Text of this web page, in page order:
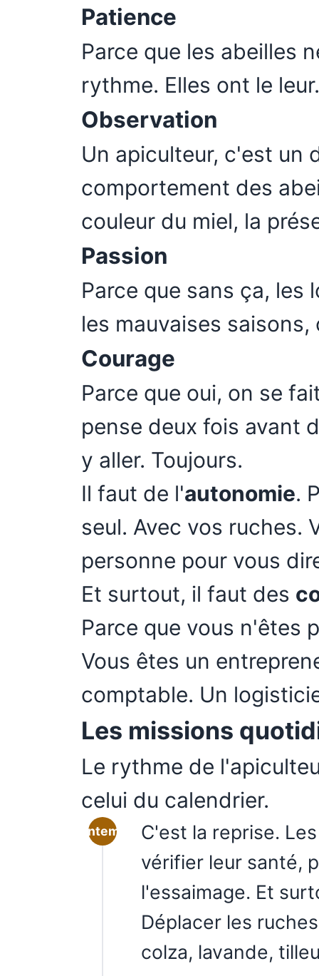
Patience
Parce que les abeilles
rythme. Elles ont le
Observation
Un apiculteur, c'est un
comportement des
couleur du miel, la
Passion
Parce que sans ça, les
les mauvaises saisons,
Courage
Parce que oui, on se
pense deux fois avant
y aller. Toujours.
Il faut de l'autonomie.
seul. Avec vos ruches.
personne pour vous
Et surtout, il faut des
Parce que vous n'êtes
Vous êtes un
comptable. Un
Les missions
Le rythme de
celui du calendrier.
Printemps
C'est la reprise.
vérifier leur santé,
l'essaimage. Et
Déplacer les
colza, lavande,